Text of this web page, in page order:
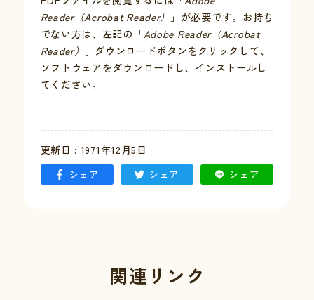
Reader（Acrobat Reader） 」が必要です。お持ち
でない方は、左記の「Adobe Reader（Acrobat
Reader） 」ダウンロードボタンをクリックして、
ソフトウェアをダウンロードし、インストールし
てください。
更新日 : 1971年12月5日
シェア
シェア シェア
関連リンク
ふるさと納税
お問い合わせ
例規集